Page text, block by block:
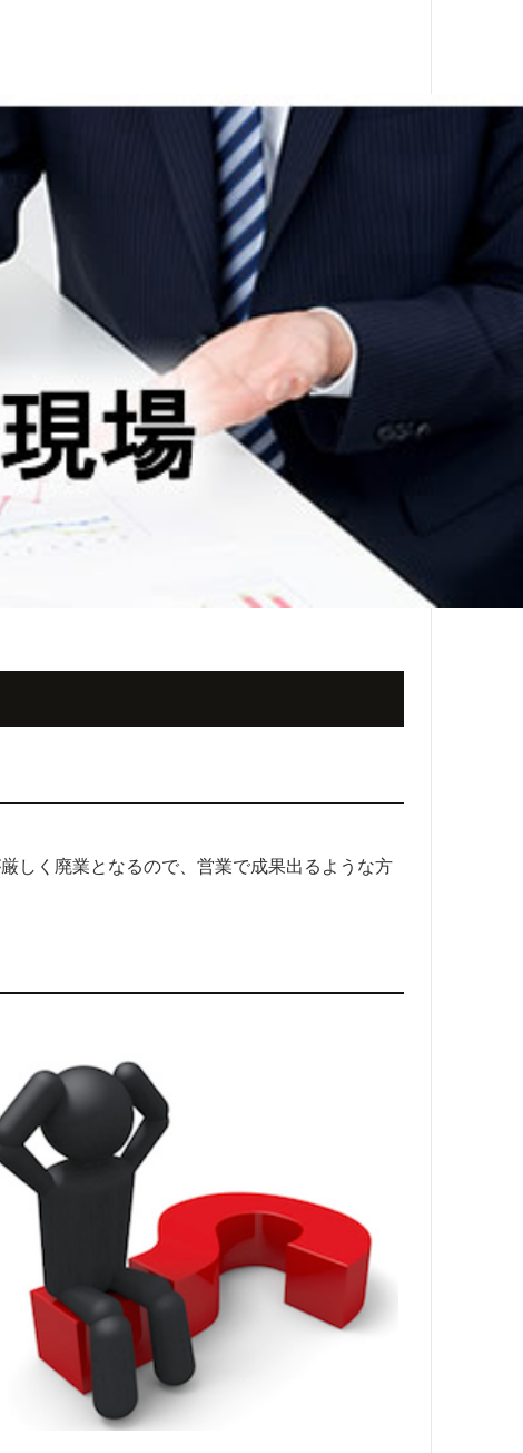
しく廃業となるので、営業で成果出るような方